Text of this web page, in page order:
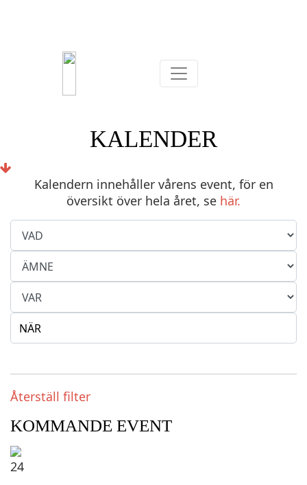
KALENDER
Kalendern innehåller vårens event, för en
översikt över hela året, se här.
Återställ filter
KOMMANDE EVENT
24